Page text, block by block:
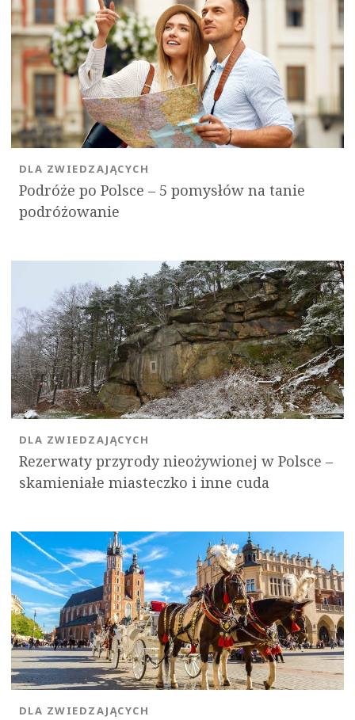
Podróże po Polsce – 5 pomysłów na tanie
podróżowanie
DLA ZWIEDZAJĄCYCH
Rezerwaty przyrody nieożywionej w Polsce –
skamieniałe miasteczko i inne cuda
DLA ZWIEDZAJĄCYCH
DLA ZWIEDZAJĄCYCH